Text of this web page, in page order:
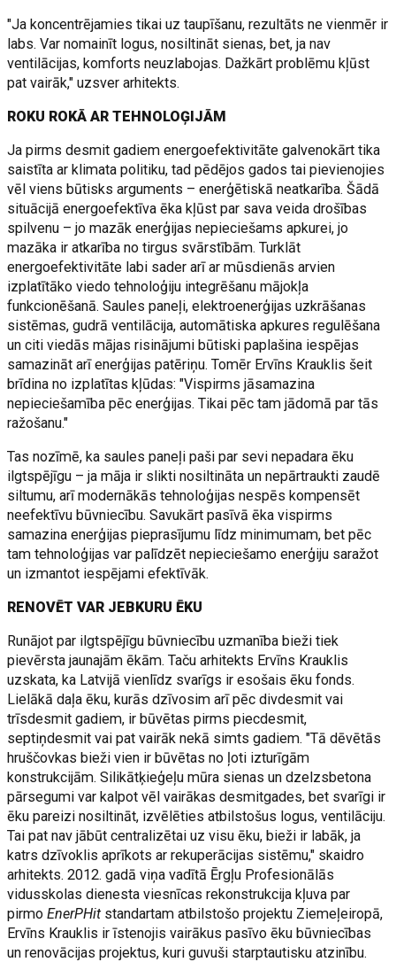
"Ja koncentrējamies tikai uz taupīšanu, rezultāts ne vienmēr ir
labs. Var nomainīt logus, nosiltināt sienas, bet, ja nav
ventilācijas, komforts neuzlabojas. Dažkārt problēmu kļūst
pat vairāk," uzsver arhitekts.
ROKU ROKĀ AR TEHNOLOĢIJĀM
Ja pirms desmit gadiem energoefektivitāte galvenokārt tika
saistīta ar klimata politiku, tad pēdējos gados tai pievienojies
vēl viens būtisks arguments – enerģētiskā neatkarība. Šādā
situācijā energoefektīva ēka kļūst par sava veida drošības
spilvenu – jo mazāk enerģijas nepieciešams apkurei, jo
mazāka ir atkarība no tirgus svārstībām. Turklāt
energoefektivitāte labi sader arī ar mūsdienās arvien
izplatītāko viedo tehnoloģiju integrēšanu mājokļa
funkcionēšanā. Saules paneļi, elektroenerģijas uzkrāšanas
sistēmas, gudrā ventilācija, automātiska apkures regulēšana
un citi viedās mājas risinājumi būtiski paplašina iespējas
samazināt arī enerģijas patēriņu. Tomēr Ervīns Krauklis šeit
brīdina no izplatītas kļūdas: "Vispirms jāsamazina
nepieciešamība pēc enerģijas. Tikai pēc tam jādomā par tās
ražošanu."
Tas nozīmē, ka saules paneļi paši par sevi nepadara ēku
ilgtspējīgu – ja māja ir slikti nosiltināta un nepārtraukti zaudē
siltumu, arī modernākās tehnoloģijas nespēs kompensēt
neefektīvu būvniecību. Savukārt pasīvā ēka vispirms
samazina enerģijas pieprasījumu līdz minimumam, bet pēc
tam tehnoloģijas var palīdzēt nepieciešamo enerģiju saražot
un izmantot iespējami efektīvāk.
RENOVĒT VAR JEBKURU ĒKU
Runājot par ilgtspējīgu būvniecību uzmanība bieži tiek
pievērsta jaunajām ēkām. Taču arhitekts Ervīns Krauklis
uzskata, ka Latvijā vienlīdz svarīgs ir esošais ēku fonds.
Lielākā daļa ēku, kurās dzīvosim arī pēc divdesmit vai
trīsdesmit gadiem, ir būvētas pirms piecdesmit,
septiņdesmit vai pat vairāk nekā simts gadiem. "Tā dēvētās
hruščovkas bieži vien ir būvētas no ļoti izturīgām
konstrukcijām. Silikātķieģeļu mūra sienas un dzelzsbetona
pārsegumi var kalpot vēl vairākas desmitgades, bet svarīgi ir
ēku pareizi nosiltināt, izvēlēties atbilstošus logus, ventilāciju.
Tai pat nav jābūt centralizētai uz visu ēku, bieži ir labāk, ja
katrs dzīvoklis aprīkots ar rekuperācijas sistēmu," skaidro
arhitekts. 2012. gadā viņa vadītā Ērgļu Profesionālās
vidusskolas dienesta viesnīcas rekonstrukcija kļuva par
pirmoEnerPHit standartam atbilstošo projektu Ziemeļeiropā,
Ervīns Krauklis ir īstenojis vairākus pasīvo ēku būvniecības
un renovācijas projektus, kuri guvuši starptautisku atzinību.